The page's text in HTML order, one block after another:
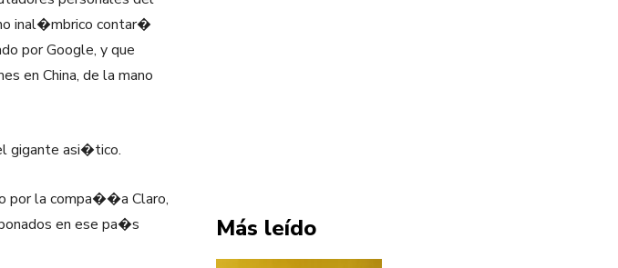
inal�mbrico contar�
por Google, y que
en China, de la mano
gigante asi�tico.
por la compa��a Claro,
en ese pa�s
Más leído